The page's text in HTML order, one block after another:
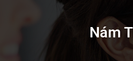
Nám